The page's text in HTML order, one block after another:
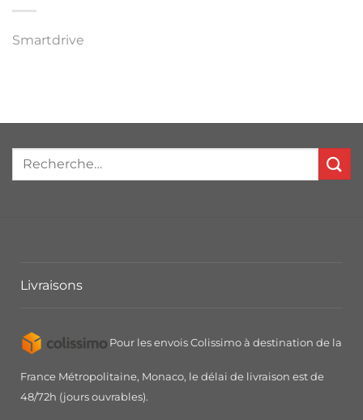
Smartdrive
Livraisons
Pour les envois Colissimo à destination de la
France Métropolitaine, Monaco, le délai de livraison est de
48/72h (jours ouvrables).